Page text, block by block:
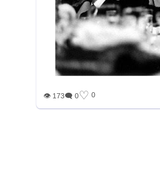
👁 173🗨 0♡ 0